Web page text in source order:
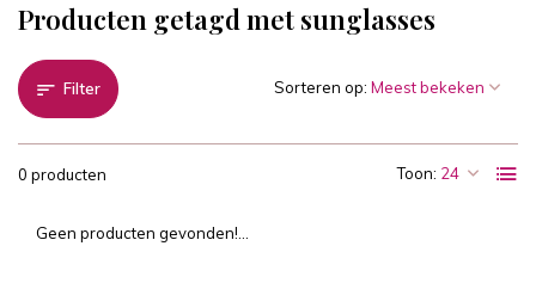
Producten getagd met sunglasses
Filter
0 producten Toon:
Sorteren op:
Geen producten gevonden!...